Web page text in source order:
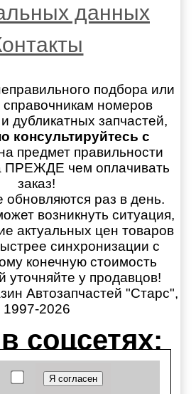
данных
подбора или
справочникам номеров
дубликатных запчастей,
консультируйтесь с
предмет правильности
ПРЕЖДЕ чем оплачивать
заказ!
раз в день.
возникнуть ситуация,
актуальных цен товаров
синхронизации с
конечную стоимость
уточняйте у продавцов!
Автозапчастей "Старс",
1997-2026
соцсетях:
вКонтакте